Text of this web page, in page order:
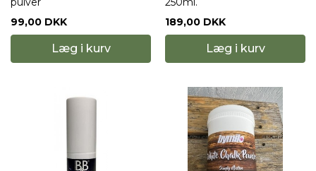
99,00 DKK
Læg i kurv
189,00 DKK
Læg i kurv